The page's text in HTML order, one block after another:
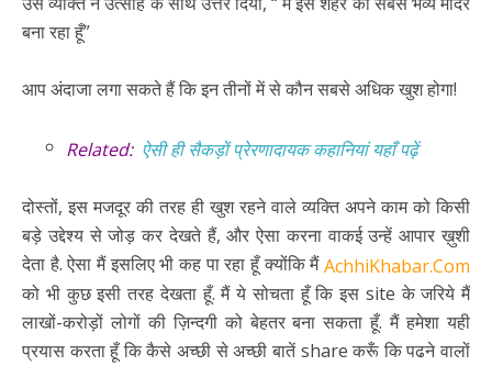
बना रहा हूँ”
आप अंदाजा लगा सकते हैं कि इन तीनों में से कौन सबसे अधिक खुश होगा!
Related: ऐसी ही सैकड़ों प्रेरणादायक कहानियां यहाँ पढ़ें
दोस्तों, इस मजदूर की तरह ही खुश रहने वाले व्यक्ति अपने काम को किसी
बड़े उद्देश्य से जोड़ कर देखते हैं, और ऐसा करना वाकई उन्हें आपार ख़ुशी
देता है. ऐसा मैं इसलिए भी कह पा रहा हूँ क्योंकि मैंAchhiKhabar.Com
को भी कुछ इसी तरह देखता हूँ. मैं ये सोचता हूँ कि इस site के जरिये मैं
लाखों-करोड़ों लोगों की ज़िन्दगी को बेहतर बना सकता हूँ. मैं हमेशा यही
प्रयास करता हूँ कि कैसे अच्छी से अच्छी बातें share करूँ कि पढने वालों